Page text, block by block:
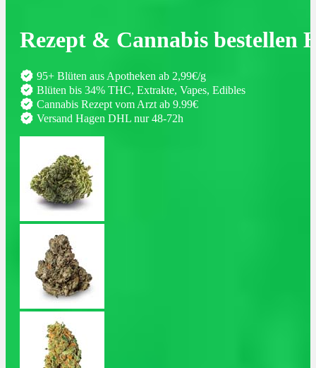
Rezept & Cannabis bestellen
95+ Blüten aus Apotheken ab 2,99€/g
Blüten bis 34% THC, Extrakte, Vapes, Edibles
Cannabis Rezept vom Arzt ab 9.99€
Versand Hagen DHL nur 48-72h